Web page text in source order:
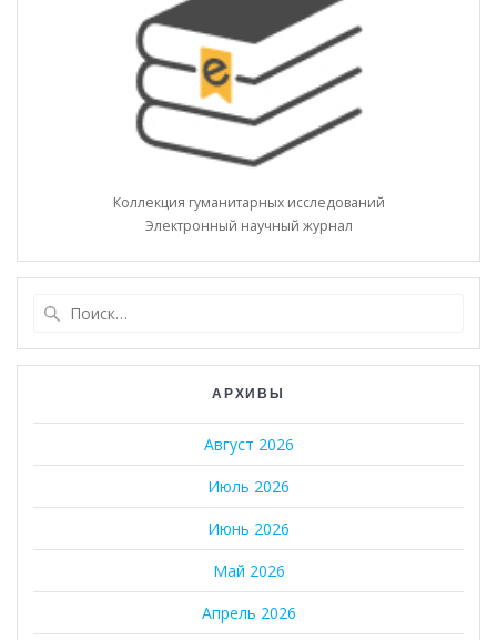
Коллекция гуманитарных исследований
Электронный научный журнал
АРХИВЫ
Август 2026
Июль 2026
Июнь 2026
Май 2026
Апрель 2026